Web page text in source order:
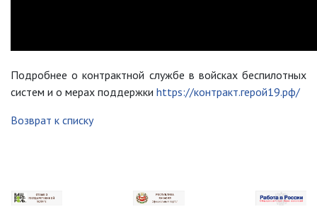
Подробнее о контрактной службе в войсках беспилотных
систем и о мерах поддержки https://контракт.герой19.рф/
Возврат к списку